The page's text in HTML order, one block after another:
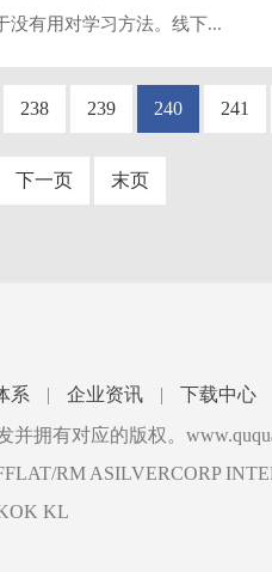
没有用对学习方法。线下...
238 239 240 241
下一页 末页
系 | 企业资讯 |
下载中心
拥有对应的版权。
RM ASILVERCORP
KL